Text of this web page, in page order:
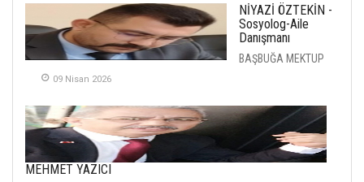
NİYAZİ ÖZTEKİN -
Sosyolog-Aile
Danışmanı
BAŞBUĞA MEKTUP
09 Nisan 2026
MEHMET YAZICI